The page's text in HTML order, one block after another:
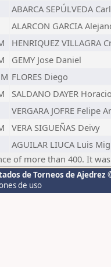
ABARCA SEPÚLVEDA
ALARCON GARCIA
HENRIQUEZ VILLAGRA
GEMY Jose Daniel
FLORES Diego
SALDANO DAYER Horacio
VERGARA JOFRE Felipe
VERA SIGUEÑAS Deivy
AGUILAR LIUCA Luis
of more than 400. It
de Torneos de Ajedrez
de uso